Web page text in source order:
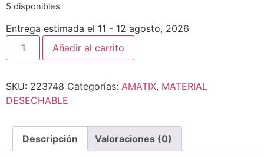
5 disponibles
Entrega estimada el 11 - 12 agosto, 2026
Añadir al carrito
SKU: 223748 Categorías: AMATIX, MATERIAL
DESECHABLE
Descripción Valoraciones (0)